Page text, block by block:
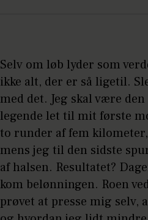
Selv om løb lyder som
ikke alt, der er så ligetil.
med det. Jeg skal være
legende let til mit første
to runder af fem
mens jeg til den sidste
af halsen. Resultatet?
kom belønningen. Roen
prøvet at presse mig selv,